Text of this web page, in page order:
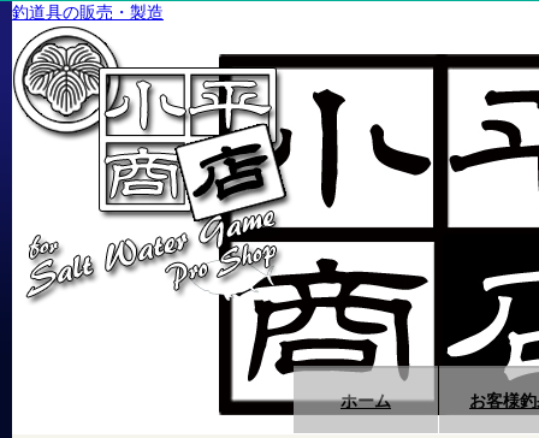
釣道具の販売・製造
ホーム お客様